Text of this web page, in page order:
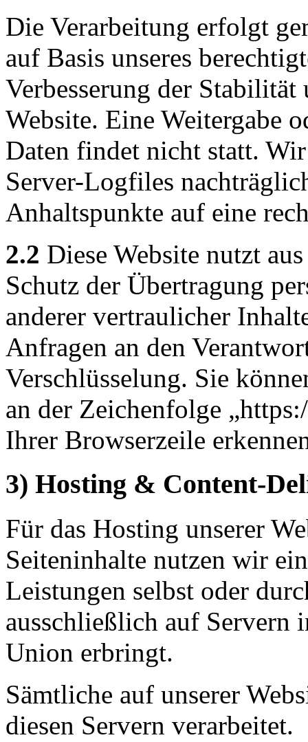
Die Verarbeitung erfolgt
auf Basis unseres
Verbesserung der
Website. Eine Weitergabe
Daten findet nicht statt.
Server-Logfiles
Anhaltspunkte auf eine
2.2 Diese Website nutzt
Schutz der Übertragung
anderer vertraulicher
Anfragen an den
Verschlüsselung. Sie
an der Zeichenfolge
Ihrer Browserzeile
3) Hosting & Content-
Für das Hosting unserer
Seiteninhalte nutzen wir
Leistungen selbst oder
ausschließlich auf Servern
Union erbringt.
Sämtliche auf unserer
diesen Servern verarbeitet.